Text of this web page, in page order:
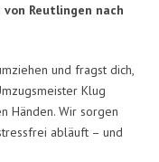
Reutlingen nach
und fragst dich,
Klug
Händen. Wir sorgen
abläuft – und